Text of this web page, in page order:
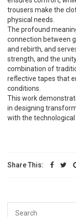
trousers make the
physical needs.
The profound
connection between
and rebirth, and
strength, and the
combination of
reflective tapes that
conditions.
This work
in designing
with the
Share This: